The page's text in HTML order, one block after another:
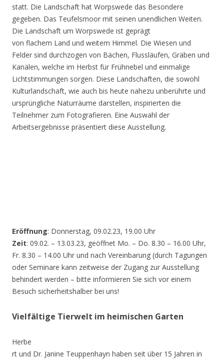
statt. Die Landschaft hat Worpswede das Besondere
gegeben. Das Teufelsmoor mit seinen unendlichen Weiten.
Die Landschaft um Worpswede ist geprägt
von flachem Land und weitem Himmel. Die Wiesen und
Felder sind durchzogen von Bächen, Flussläufen, Gräben und
Kanälen, welche im Herbst für Frühnebel und einmalige
Lichtstimmungen sorgen. Diese Landschaften, die sowohl
Kulturlandschaft, wie auch bis heute nahezu unberührte und
ursprüngliche Naturräume darstellen, inspirierten die
Teilnehmer zum Fotografieren. Eine Auswahl der
Arbeitsergebnisse präsentiert diese Ausstellung.
Eröffnung: Donnerstag, 09.02.23, 19.00 Uhr
Zeit: 09.02. – 13.03.23, geöffnet Mo. – Do. 8.30 – 16.00 Uhr,
Fr. 8.30 – 14.00 Uhr und nach Vereinbarung (durch Tagungen
oder Seminare kann zeitweise der Zugang zur Ausstellung
behindert werden – bitte informieren Sie sich vor einem
Besuch sicherheitshalber bei uns!
Vielfältige Tierwelt im heimischen Garten
Herbe
rt und Dr. Janine Teuppenhayn haben seit über 15 Jahren in